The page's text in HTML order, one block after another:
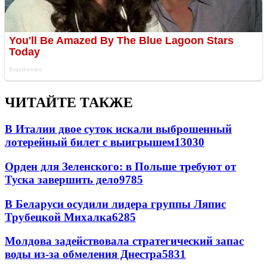
ЧИТАЙТЕ ТАКЖЕ
В Италии двое суток искали выброшенный
лотерейный билет с выигрышем13030
Орден для Зеленского: в Польше требуют от
Туска завершить дело9785
В Беларуси осудили лидера группы Ляпис
Трубецкой Михалка6285
Молдова задействовала стратегический запас
воды из-за обмеления Днестра5831